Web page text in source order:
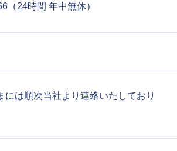
（24時間 年中無休）
には順次当社より連絡いたしており